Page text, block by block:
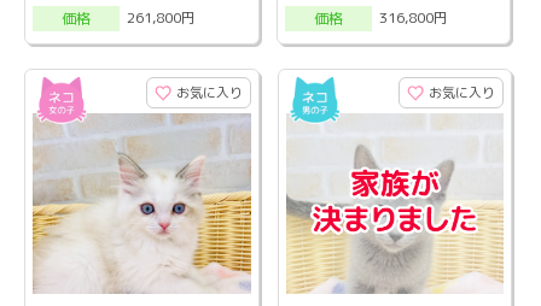
価格
261,800円
価格
316,800円
お気に入り お気に入り